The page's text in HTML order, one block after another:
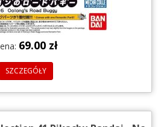
69.00 zł
SZCZEGÓŁY